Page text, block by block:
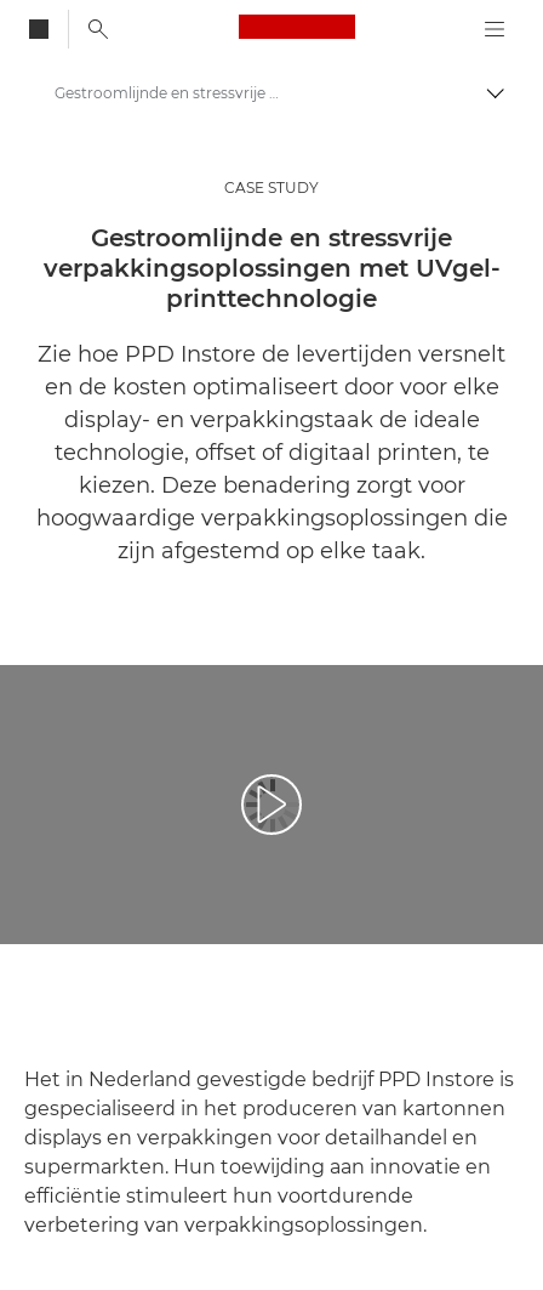
Canon Logo, back
Oplossingen en services
Inzichten
Zakelijke Case Studies
Gestroomlijnde en stressvrije verpakkingsoplossingen met UVgel-printtechnologie
CASE STUDY
Gestroomlijnde en stressvrije
verpakkingsoplossingen met UVgel-
printtechnologie
Zie hoe PPD Instore de levertijden versnelt
en de kosten optimaliseert door voor elke
display- en verpakkingstaak de ideale
technologie, offset of digitaal printen, te
kiezen. Deze benadering zorgt voor
hoogwaardige verpakkingsoplossingen die
zijn afgestemd op elke taak.
Video afspelen
Het in Nederland gevestigde bedrijf PPD Instore is
gespecialiseerd in het produceren van kartonnen
displays en verpakkingen voor detailhandel en
supermarkten. Hun toewijding aan innovatie en
efficiëntie stimuleert hun voortdurende
verbetering van verpakkingsoplossingen.